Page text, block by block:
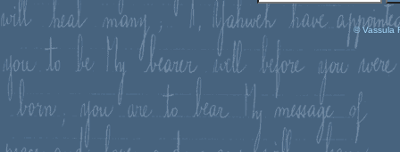
© Vassula